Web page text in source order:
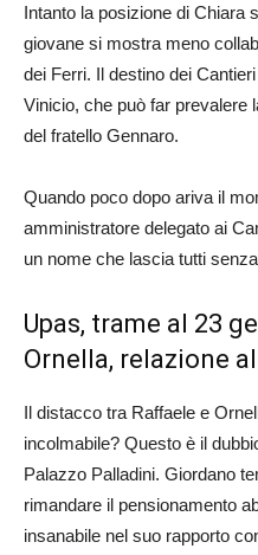
Intanto la posizione di Chiara
giovane si mostra meno
dei Ferri. Il destino dei
Vinicio, che può far prevalere
del fratello Gennaro.
Quando poco dopo ariva il
amministratore delegato ai
un nome che lascia tutti
Upas, trame al 23
Ornella, relazione
Il distacco tra Raffaele e
incolmabile? Questo è il
Palazzo Palladini. Giordano
rimandare il pensionamento
insanabile nel suo rapporto